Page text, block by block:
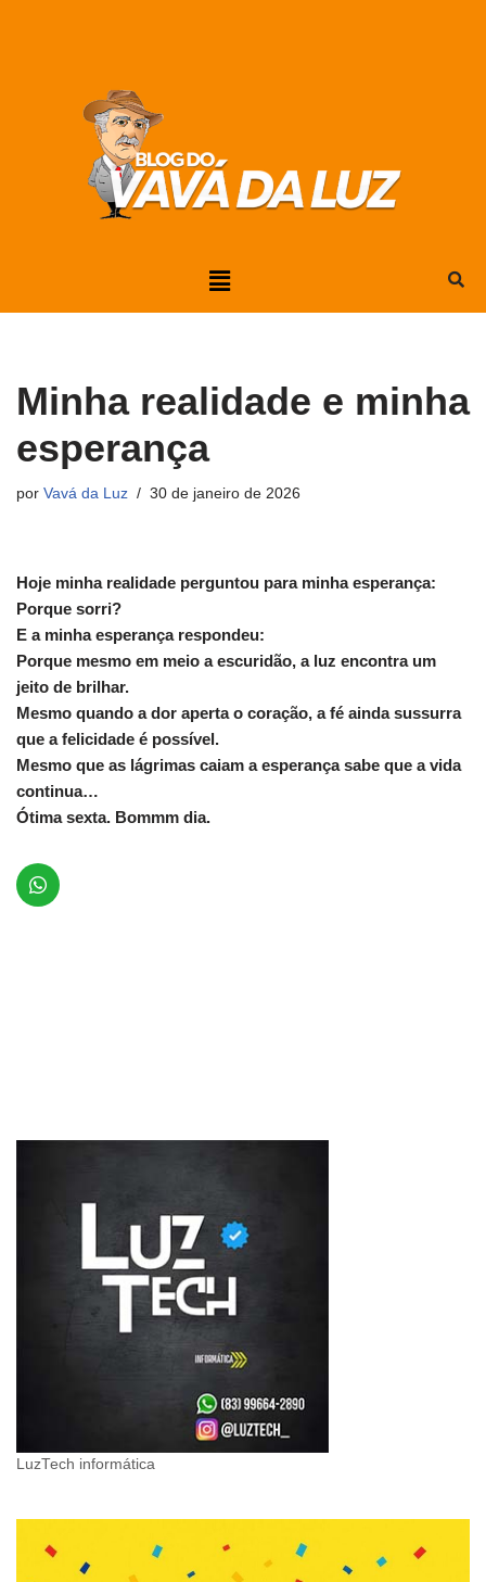
Minha realidade e minha
esperança
por Vavá da Luz 30 de janeiro de 2026
Hoje minha realidade perguntou para minha esperança:
Porque sorri?
E a minha esperança respondeu:
Porque mesmo em meio a escuridão, a luz encontra um
jeito de brilhar.
Mesmo quando a dor aperta o coração, a fé ainda sussurra
que a felicidade é possível.
Mesmo que as lágrimas caiam a esperança sabe que a vida
continua…
Ótima sexta. Bommm dia.
LuzTech informática